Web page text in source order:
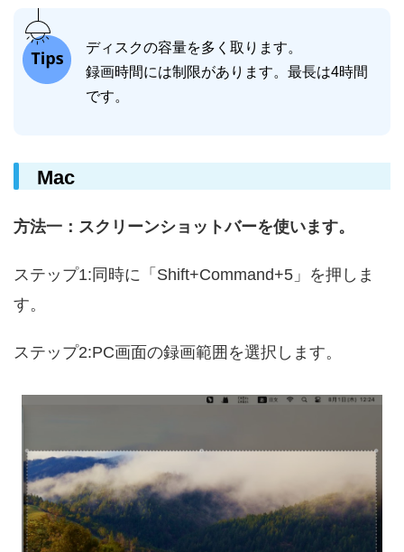
ディスクの容量を多く取ります。
録画時間には制限があります。最長は4時間
です。
Mac
方法一：スクリーンショットバーを使います。
ステップ1:同時に「Shift+Command+5」を押しま
す。
ステップ2:PC画面の録画範囲を選択します。